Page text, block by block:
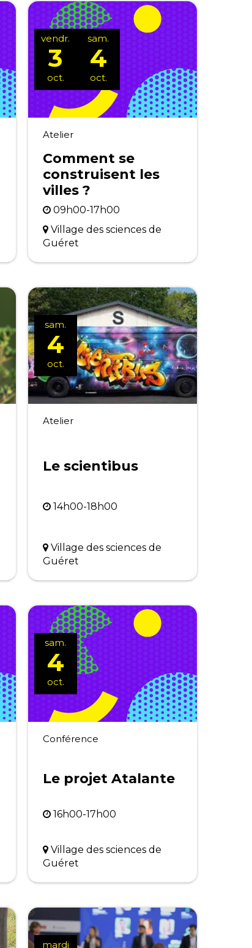
Atelier
Comment se
construisent les
villes ?
09h00-17h00
Village des sciences de
Guéret
vendr.
3
oct.
sam.
4
oct.
Atelier
Le scientibus
14h00-18h00
Village des sciences de
Guéret
sam.
4
oct.
Conférence
Le projet Atalante
16h00-17h00
Village des sciences de
Guéret
sam.
4
oct.
mardi